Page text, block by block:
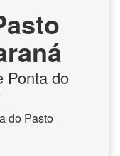
Ponta do
do Pasto